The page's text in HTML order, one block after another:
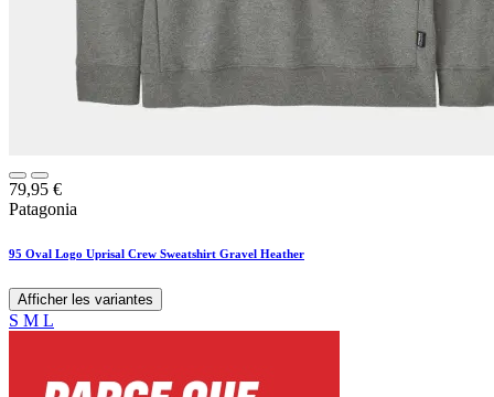
79,95 €
Patagonia
95 Oval Logo Uprisal Crew Sweatshirt Gravel Heather
Afficher les variantes
S M L